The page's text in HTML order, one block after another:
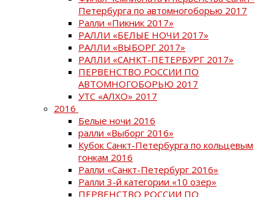
Петербурга по автомногоборью 2017
Ралли «Пикник 2017»
РАЛЛИ «БЕЛЫЕ НОЧИ 2017»
РАЛЛИ «ВЫБОРГ 2017»
РАЛЛИ «САНКТ-ПЕТЕРБУРГ 2017»
ПЕРВЕНСТВО РОССИИ ПО
АВТОМНОГОБОРЬЮ 2017
УТС «АЛХО» 2017
2016
Белые ночи 2016
ралли «Выборг 2016»
Кубок Санкт-Петербурга по кольцевым
гонкам 2016
Ралли «Санкт-Петербург 2016»
Ралли 3-й категории «10 озер»
ПЕРВЕНСТВО РОССИИ ПО